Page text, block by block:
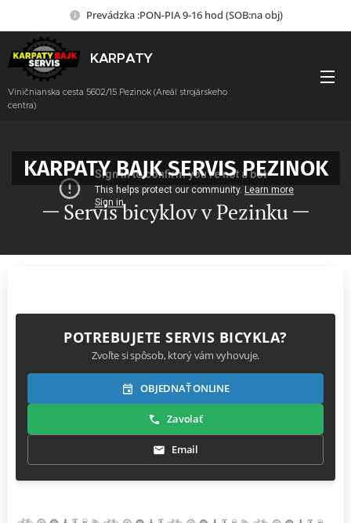
Prevádzka :PON-PIA 9-16 hod (SOB:na obj)
KARPATY
Viničnianska cesta 5602/15 Pezinok (Areál strojárskeho
centra)
KARPATY BAJK SERVIS PEZINOK
Servis bicyklov v Pezinku
POTREBUJETE SERVIS BICYKLA?
Zvoľte si spôsob, ktorý vám vyhovuje.
OBJEDNAŤ ONLINE
Zavolať
Email